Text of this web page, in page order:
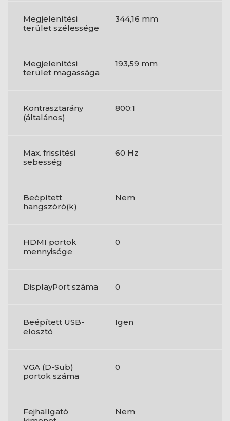
Megjelenítési
terület szélessége
344,16 mm
Megjelenítési
terület magassága
193,59 mm
Kontrasztarány
(általános)
800:1
Max. frissítési
sebesség
60 Hz
Beépített
hangszóró(k)
Nem
HDMI portok
mennyisége
0
DisplayPort száma 0
Beépített USB-
elosztó
Igen
VGA (D-Sub)
portok száma
0
Fejhallgató
Nem